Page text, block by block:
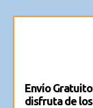
Envío
disfruta de